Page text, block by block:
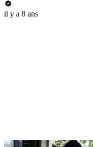
il y a 8 ans